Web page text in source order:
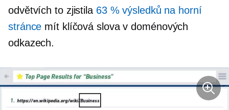
odvětvích to zjistila 63 % výsledků na horní
stránce mít klíčová slova v doménových
odkazech.